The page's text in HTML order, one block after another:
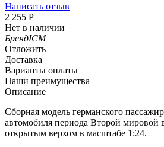
Написать отзыв
2 255 Р
Нет в наличии
БрендICM
Отложить
Доставка
Варианты оплаты
Наши преимущества
Описание
Сборная модель германского
автомобиля периода Второй мировой
открытым верхом в масштабе 1:24.